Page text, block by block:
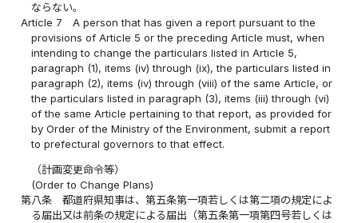
ならない。
Article 7
A person that has given a report pursuant to the
provisions of Article 5 or the preceding Article must, when
intending to change the particulars listed in Article 5,
paragraph (1), items (iv) through (ix), the particulars listed in
paragraph (2), items (iv) through (viii) of the same Article, or
the particulars listed in paragraph (3), items (iii) through (vi)
of the same Article pertaining to that report, as provided for
by Order of the Ministry of the Environment, submit a report
to prefectural governors to that effect.
（計画変更命令等）
(Order to Change Plans)
第八条
都道府県知事は、第五条第一項若しくは第二項の規定によ
る届出又は前条の規定による届出（第五条第一項第四号若しくは